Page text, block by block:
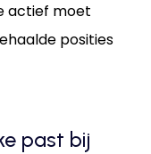
actief moet
posities
past bij